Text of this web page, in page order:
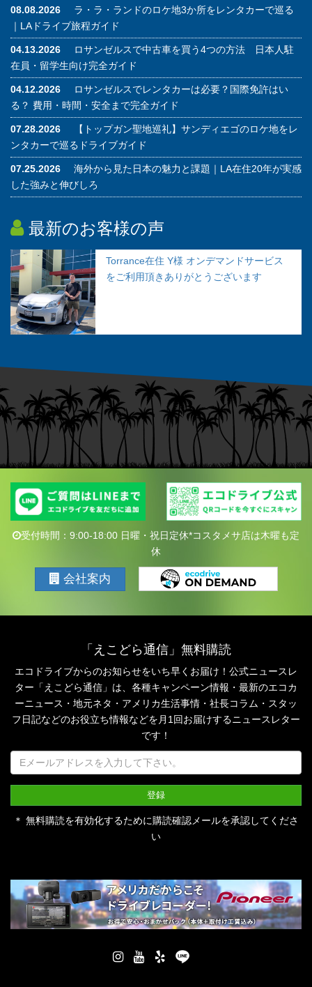
08.08.2026
ラ・ラ・ランドのロケ地3か所をレンタカーで巡る
｜LAドライブ旅程ガイド
04.13.2026
ロサンゼルスで中古車を買う4つの方法 日本人駐
在員・留学生向け完全ガイド
04.12.2026
ロサンゼルスでレンタカーは必要？国際免許はい
る？ 費用・時間・安全まで完全ガイド
07.28.2026
【トップガン聖地巡礼】サンディエゴのロケ地をレ
ンタカーで巡るドライブガイド
07.25.2026
海外から見た日本の魅力と課題｜LA在住20年が実感
した強みと伸びしろ
最新のお客様の声
Torrance在住 Y様 オンデマンドサービス
をご利用頂きありがとうございます
受付時間：9:00-18:00 日曜・祝日定休*コスタメサ店は木曜も定
休
会社案内
「えこどら通信」無料購読
エコドライブからのお知らせをいち早くお届け！公式ニュースレ
ター「えこどら通信」は、 各種キャンペーン情報・最新のエコカ
ーニュース・地元ネタ・アメリカ生活事情・社長コラム・ スタッ
フ日記などのお役立ち情報などを月1回お届けするニュースレター
です！
＊ 無料購読を有効化するために購読確認メールを承認してくださ
い